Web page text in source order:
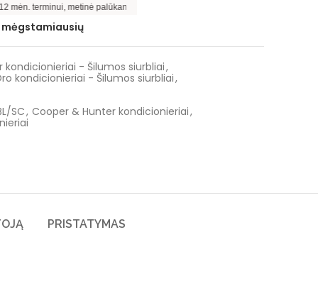
metinė palūkanų norma –12,90
kondicionieriai - Šilumos siurbliai,
kondicionieriai - Šilumos siurbliai,
SC, Cooper & Hunter kondicionieriai,
PRISTATYMAS